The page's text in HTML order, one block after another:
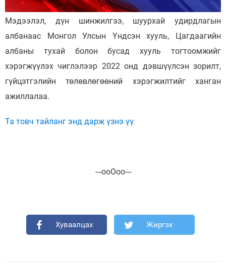
Мэдээлэл, дүн шинжилгээ, шуурхай удирдлагын
албанаас Монгол Улсын Үндсэн хууль, Цагдаагийн
албаны тухай болон бусад хууль тогтоомжийг
хэрэгжүүлэх чиглэлээр 2022 онд дэвшүүлсэн зорилт,
гүйцэтгэлийн төлөвлөгөөний хэрэгжилтийг ханган
ажиллалаа.
Та товч тайланг энд дарж үзнэ үү.
---ооОоо---
Хуваалцах Жиргэх